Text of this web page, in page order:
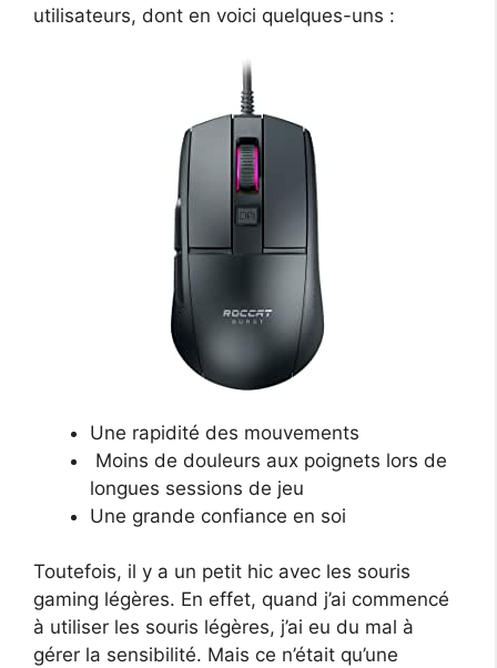
utilisateurs, dont en voici quelques-uns :
Une rapidité des mouvements
Moins de douleurs aux poignets lors de
longues sessions de jeu
Une grande confiance en soi
Toutefois, il y a un petit hic avec les souris
gaming légères. En effet, quand j’ai commencé
à utiliser les souris légères, j’ai eu du mal à
gérer la sensibilité. Mais ce n’était qu’une